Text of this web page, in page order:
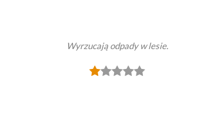
Wyrzucają odpady w lesie.